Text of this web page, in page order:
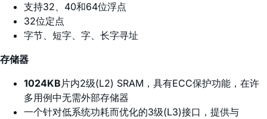
支持32、40和64位浮点
32位定点
字节、短字、字、长字寻址
存储器
1024KB片内2级(L2) SRAM，具有ECC保护功能，在许
多用例中无需外部存储器
一个针对低系统功耗而优化的3级(L3)接口，提供与